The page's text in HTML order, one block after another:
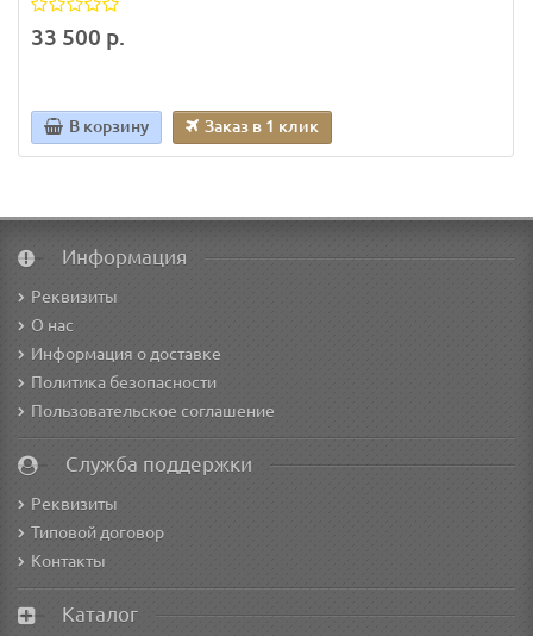
33 500 р.
В корзину Заказ в 1 клик
Информация
Реквизиты
О нас
Информация о доставке
Политика безопасности
Пользовательское соглашение
Служба поддержки
Реквизиты
Типовой договор
Контакты
Каталог